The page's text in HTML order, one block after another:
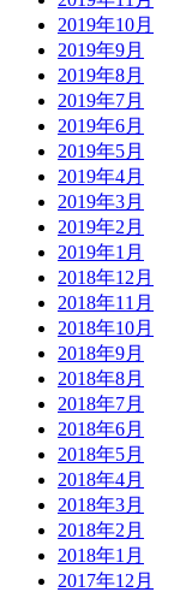
2019年10月
2019年9月
2019年8月
2019年7月
2019年6月
2019年5月
2019年4月
2019年3月
2019年2月
2019年1月
2018年12月
2018年11月
2018年10月
2018年9月
2018年8月
2018年7月
2018年6月
2018年5月
2018年4月
2018年3月
2018年2月
2018年1月
2017年12月